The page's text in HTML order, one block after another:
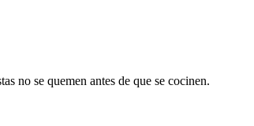
no se quemen antes de que se cocinen.